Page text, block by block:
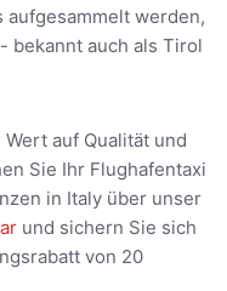
werden,
bekannt auch als Tirol
auf Qualität und
Sie Ihr Flughafentaxi
in Italy über unser
und sichern Sie sich
von 20